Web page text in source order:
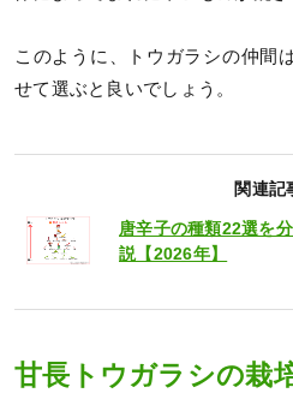
このように、トウガラシの仲間
せて選ぶと良いでしょう。
関連記
唐辛子の種類22選を
説【2026年】
甘長トウガラシの栽